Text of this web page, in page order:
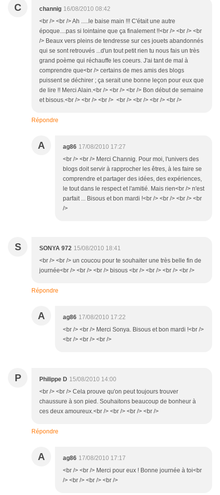
C channig 16/08/2010 08:42
<br /> <br /> Ah .....le baise main !!! C'était une autre
époque....pas si lointaine que ça finalement !!<br /> <br /> <br
/> Beaux vers pleins de tendresse sur ces jouets abandonnés
qui se sont retrouvés ...d'un tout petit rien tu nous fais un très
grand poème qui réchauffe les coeurs. J'ai tant de mal à
comprendre que<br /> certains de mes amis des blogs
puissent se déchirer ; ça serait une bonne leçon pour eux que
de lire !! Merci Alain.<br /> <br /> <br /> Bon début de semaine
et bisous.<br /> <br /> <br /> <br /> <br /> <br /> <br />
Répondre
A ag86 17/08/2010 17:27
<br /> <br /> Merci Channig. Pour moi, l'univers des
blogs doit servir à rapprocher les êtres, à les faire se
comprendre et partager des idées, des expériences,
le tout dans le respect et l'amitié. Mais rien<br /> n'est
parfait ... Bisous et bon mardi !<br /> <br /> <br /> <br
/>
S SONYA 972 15/08/2010 18:41
<br /> <br /> un coucou pour te souhaiter une très belle fin de
journée<br /> <br /> <br /> bisous <br /> <br /> <br /> <br />
Répondre
A ag86 17/08/2010 17:22
<br /> <br /> Merci Sonya. Bisous et bon mardi !<br />
<br /> <br /> <br />
P Philippe D 15/08/2010 14:00
<br /> <br /> Cela prouve qu'on peut toujours trouver
chaussure à son pied. Souhaitons beaucoup de bonheur à
ces deux amoureux.<br /> <br /> <br /> <br />
Répondre
A ag86 17/08/2010 17:17
<br /> <br /> Merci pour eux ! Bonne journée à toi<br
/> <br /> <br /> <br />